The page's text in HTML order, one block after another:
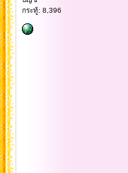
กระทู้: 8,396